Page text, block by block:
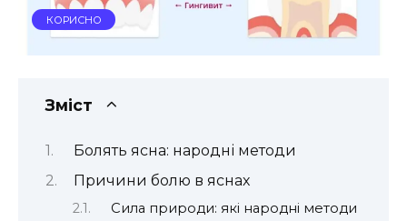
КОРИСНО
Зміст
Болять ясна: народні методи
Причини болю в яснах
Сила природи: які народні методи